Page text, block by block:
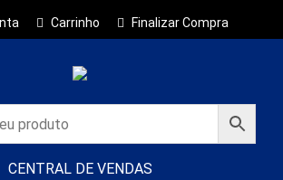
Carrinho Finalizar Compra
CENTRAL DE VENDAS